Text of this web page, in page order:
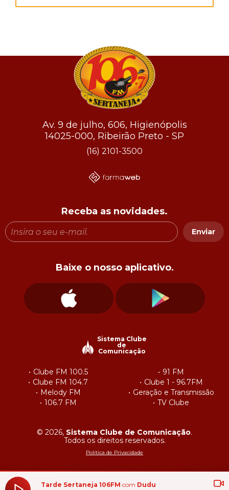
Av. 9 de julho, 606, Higienópolis
14025-000, Ribeirão Preto - SP
(16) 2101-3500
Receba as novidades.
Enviar
Baixe o nosso aplicativo.
Sistema Clube
de
Comunicação
Clube FM 100.5
Clube FM 104.7
Melody FM
106.7 FM
91 FM
Clube 1 - 96.7FM
Geração e Transmissão
TV Clube
© 2026, Sistema Clube de Comunicação.
Todos os direitos reservados.
Política de Privacidade
Tarde Sertaneja 106FM com Dudu